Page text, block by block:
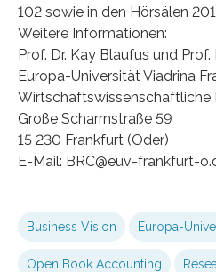
102 sowie in den Hörsälen
Weitere Informationen:
Prof. Dr. Kay Blaufus und Prof.
Europa-Universität Viadrina
Wirtschaftswissenschaftliche
Große Scharrnstraße 59
15 230 Frankfurt (Oder)
E-Mail: BRC@euv-frankfurt-
Business Vision Europa-
Open Book Accounting